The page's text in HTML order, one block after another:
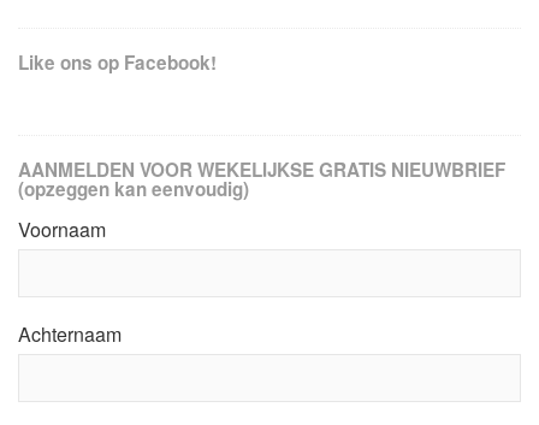
Like ons op Facebook!
AANMELDEN VOOR WEKELIJKSE GRATIS NIEUWBRIEF
(opzeggen kan eenvoudig)
Voornaam
Achternaam